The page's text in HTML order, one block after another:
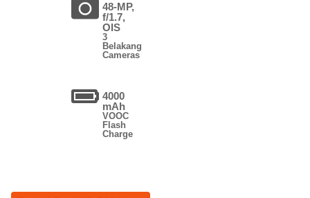
48-MP,
f/1.7,
OIS
3
Belakang
Cameras
4000
mAh
VOOC
Flash
Charge